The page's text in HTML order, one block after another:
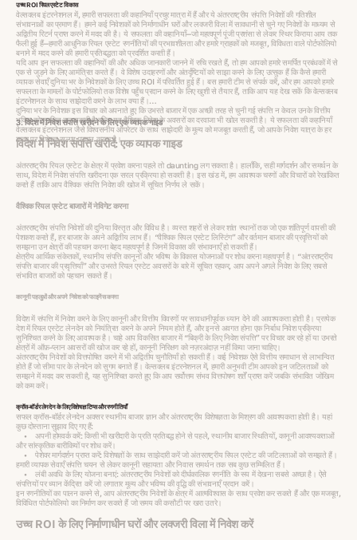
उच्च ROI रियल एस्टेट विकास
वेल्सक्लब इंटरनेशनल में, हमारी सफलता की कहानियाँ प्रचुर मात्रा में हैं और ये अंतरराष्ट्रीय संपत्ति निवेशों की गतिशील
संभावनाओं का प्रमाण हैं। हमने कई निवेशकों को निर्माणाधीन घरों और लक्जरी विला में सावधानी से चुने गए निवेशों के माध्यम से
अद्वितीय रिटर्न प्राप्त करने में मदद की है। ये सफलता की कहानियाँ—जो महत्वपूर्ण पूंजी प्रशंसा से लेकर स्थिर किराया आय तक
फैली हुई हैं—हमारी आधुनिक रियल एस्टेट रणनीतियों की प्रभावशीलता और हमारे ग्राहकों को मजबूत, विविधता वाले पोर्टफोलियो
बनाने में मदद करने की हमारी प्रतिबद्धता को प्रदर्शित करती हैं।
यदि आप इन सफलता की कहानियों की और अधिक जानकारी जानने में रुचि रखते हैं, तो हम आपको हमारे समर्पित प्रबंधकों में से
एक से जुड़ने के लिए आमंत्रित करते हैं। वे विशेष उदाहरणों और अंतर्दृष्टियों को साझा करने के लिए उत्सुक हैं कि कैसे हमारी
व्यापक सेवाएँ दुनिया भर के निवेशकों के लिए उच्च ROI में परिवर्तित हुई हैं। बस हमारी टीम से संपर्क करें, और हम आपको हमारे
सफलता के मामलों के पोर्टफोलियो तक विशेष पहुँच प्रदान करने के लिए खुशी से तैयार हैं, ताकि आप यह देख सकें कि वेल्सक्लब
इंटरनेशनल के साथ साझेदारी करने के लाभ क्या हैं।
दुनिया भर के निवेशक इस विचार को अपनाते हुए कि उभरते बाजार में एक अच्छी तरह से चुनी गई संपत्ति न केवल उनके वित्तीय
भविष्य को सुरक्षित कर सकती है बल्कि यह वैश्विक निवेश के अवसरों का दरवाजा भी खोल सकती है। ये सफलता की कहानियाँ
वेल्सक्लब इंटरनेशनल जैसे विश्वसनीय ऑपरेटर के साथ साझेदारी के मूल्य को मजबूत करती हैं, जो आपके निवेश यात्रा के हर
कदम पर विशेषज्ञ सलाह प्रदान करता है।
3. विदेश में निवेश संपत्ति खरीदने के लिए एक व्यापक गाइड
विदेश में निवेश संपत्ति खरीदें: एक व्यापक गाइड
अंतरराष्ट्रीय रियल एस्टेट के क्षेत्र में प्रवेश करना पहले तो daunting लग सकता है। हालाँकि, सही मार्गदर्शन और समर्थन के
साथ, विदेश में निवेश संपत्ति खरीदना एक सरल प्रक्रिया हो सकती है। इस खंड में, हम आवश्यक चरणों और विचारों को रेखांकित
करते हैं ताकि आप वैश्विक संपत्ति निवेश की खोज में सूचित निर्णय ले सकें।
वैश्विक रियल एस्टेट बाजारों में नेविगेट करना
अंतरराष्ट्रीय संपत्ति निवेशों की दुनिया विस्तृत और विविध है। व्यस्त शहरों से लेकर शांत स्थानों तक जो एक शांतिपूर्ण वापसी की
पेशकश करते हैं, हर बाजार के अपने अद्वितीय लाभ हैं। “वैश्विक रियल एस्टेट लिस्टिंग” और वर्तमान बाजार की प्रवृत्तियों को
समझना उन क्षेत्रों की पहचान करना बेहद महत्वपूर्ण है जिनमें विकास की संभावनाएँ हो सकती हैं।
क्षेत्रीय आर्थिक संकेतकों, स्थानीय संपत्ति कानूनों और भविष्य के विकास योजनाओं पर शोध करना महत्वपूर्ण है। “अंतरराष्ट्रीय
संपत्ति बाजार की प्रवृत्तियाँ” और उभरते रियल एस्टेट अवसरों के बारे में सूचित रहकर, आप अपने अगले निवेश के लिए सबसे
संभावित बाजारों को पहचान सकते हैं।
कानूनी पहलुओं और अपने निवेश को फाइनेंस करना
विदेश में संपत्ति में निवेश करने के लिए कानूनी और वित्तीय विवरणों पर सावधानीपूर्वक ध्यान देने की आवश्यकता होती है। प्रत्येक
देश में रियल एस्टेट लेनदेन को नियंत्रित करने के अपने नियम होते हैं, और इनसे अवगत होना एक निर्बाध निवेश प्रक्रिया
सुनिश्चित करने के लिए आवश्यक है। चाहे आप विकसित बाजार में “बिक्री के लिए निवेश संपत्ति” पर विचार कर रहे हों या उभरते
क्षेत्रों में ऑफ़-प्लान अवसरों की खोज कर रहे हों, कानूनी निरिक्षण को नज़रअंदाज़ नहीं किया जाना चाहिए।
अंतरराष्ट्रीय निवेशों को वित्तपोषित करने में भी अद्वितीय चुनौतियाँ हो सकती हैं। कई निवेशक ऐसे वित्तीय समाधान से लाभान्वित
होते हैं जो सीमा पार के लेनदेन को सुगम बनाते हैं। वेल्सक्लब इंटरनेशनल में, हमारी अनुभवी टीम आपको इन जटिलताओं को
समझने में मदद कर सकती है, यह सुनिश्चित करते हुए कि आप सर्वोत्तम संभव वित्तपोषण शर्तें प्राप्त करें जबकि संभावित जोखिम
को कम करें।
क्रॉस-बॉर्डर लेनदेन के लिए विशेषज्ञ टिप्स और रणनीतियाँ
सफल क्रॉस-बॉर्डर लेनदेन अक्सर स्थानीय बाजार ज्ञान और अंतरराष्ट्रीय विशेषज्ञता के मिश्रण की आवश्यकता होती है। यहां
कुछ दोस्ताना सुझाव दिए गए हैं:
• अपनी होमवर्क करें: किसी भी खरीदारी के प्रति प्रतिबद्ध होने से पहले, स्थानीय बाजार स्थितियों, कानूनी आवश्यकताओं
और सांस्कृतिक बारीकियों पर शोध करें।
• पेशेवर मार्गदर्शन प्राप्त करें: विशेषज्ञों के साथ साझेदारी करें जो अंतरराष्ट्रीय रियल एस्टेट की जटिलताओं को समझते हैं।
हमारी व्यापक सेवाएँ संपत्ति चयन से लेकर कानूनी सहायता और निवास समर्थन तक सब कुछ सम्मिलित हैं।
• लंबी अवधि के लिए योजना बनाएं: अंतरराष्ट्रीय निवेशों को दीर्घकालिक रणनीति के रूप में देखना सबसे अच्छा है। ऐसे
संपत्तियों पर ध्यान केंद्रित करें जो लगातार मूल्य और भविष्य की वृद्धि की संभावनाएँ प्रदान करें।
इन रणनीतियों का पालन करने से, आप अंतरराष्ट्रीय निवेशों के क्षेत्र में आत्मविश्वास के साथ प्रवेश कर सकते हैं और एक मजबूत,
विविधित पोर्टफोलियो का निर्माण कर सकते हैं जो समय की कसौटी पर खरा उतरे।
उच्च ROI के लिए निर्माणाधीन घरों और लक्जरी विला में निवेश करें